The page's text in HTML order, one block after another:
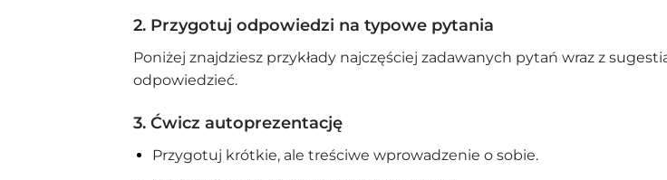
2. Przygotuj odpowiedzi na typowe pytania
Poniżej znajdziesz przykłady najczęściej zadawanych pytań wraz z
odpowiedzieć.
3. Ćwicz autoprezentację
Przygotuj krótkie, ale treściwe wprowadzenie o sobie.